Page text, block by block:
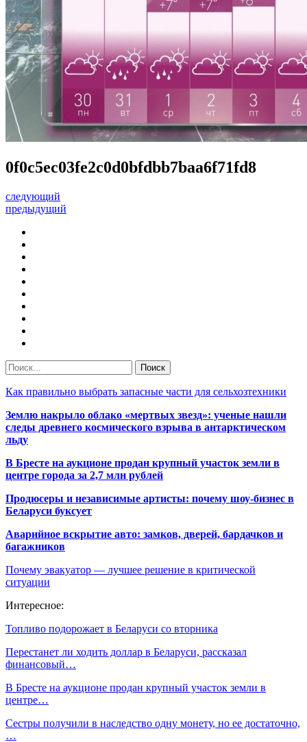
0f0c5ec03fe2c0d0bfdbb7baa6f71fd8
следующий
предыдущий
Как правильно выбрать запасные части для сельхозтехники
Землю накрыло облако «мертвых звезд»: ученые нашли
следы древнего космического взрыва в антарктическом
льду
В Бресте на аукционе продан крупный участок земли в
центре города за 2,7 млн рублей
Продюсеры и независимые артисты: почему шоу-бизнес в
Беларуси буксует
Аварийное вскрытие авто: замков, дверей, бардачков и
багажников
Почему эвакуатор — лучшее решение в критической
ситуации
Интересное:
Топливо подорожает в Беларуси со вторника
Перестанет ли ходить доллар в Беларуси, рассказал
финансовый…
В Бресте на аукционе продан крупный участок земли в
центре…
Сестры получили в наследство одну монету, но ее достаточно,
…